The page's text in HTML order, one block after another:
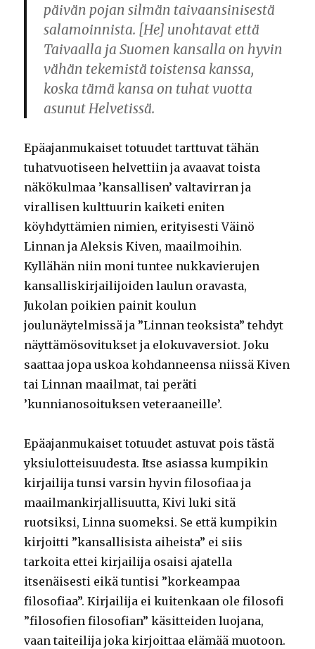
päivän pojan silmän taivaansinisestä
salamoinnista. [He] unohtavat että
Taivaalla ja Suomen kansalla on hyvin
vähän tekemistä toistensa kanssa,
koska tämä kansa on tuhat vuotta
asunut Helvetissä.
Epäajanmukaiset totuudet tarttuvat tähän
tuhatvuotiseen helvettiin ja avaavat toista
näkökulmaa ’kansallisen’ valtavirran ja
virallisen kulttuurin kaiketi eniten
köyhdyttämien nimien, erityisesti Väinö
Linnan ja Aleksis Kiven, maailmoihin.
Kyllähän niin moni tuntee nukkavierujen
kansalliskirjailijoiden laulun oravasta,
Jukolan poikien painit koulun
joulunäytelmissä ja ”Linnan teoksista” tehdyt
näyttämösovitukset ja elokuvaversiot. Joku
saattaa jopa uskoa kohdanneensa niissä Kiven
tai Linnan maailmat, tai peräti
’kunnianosoituksen veteraaneille’.
Epäajanmukaiset totuudet astuvat pois tästä
yksiulotteisuudesta. Itse asiassa kumpikin
kirjailija tunsi varsin hyvin filosofiaa ja
maailmankirjallisuutta, Kivi luki sitä
ruotsiksi, Linna suomeksi. Se että kumpikin
kirjoitti ”kansallisista aiheista” ei siis
tarkoita ettei kirjailija osaisi ajatella
itsenäisesti eikä tuntisi ”korkeampaa
filosofiaa”. Kirjailija ei kuitenkaan ole filosofi
”filosofien filosofian” käsitteiden luojana,
vaan taiteilija joka kirjoittaa elämää muotoon.